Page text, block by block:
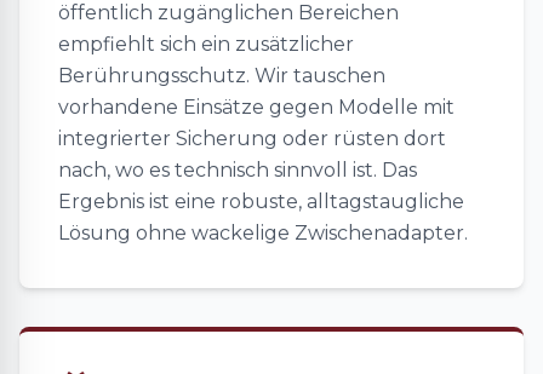
öffentlich zugänglichen Bereichen
empfiehlt sich ein zusätzlicher
Berührungsschutz. Wir tauschen
vorhandene Einsätze gegen Modelle mit
integrierter Sicherung oder rüsten dort
nach, wo es technisch sinnvoll ist. Das
Ergebnis ist eine robuste, alltagstaugliche
Lösung ohne wackelige Zwischenadapter.